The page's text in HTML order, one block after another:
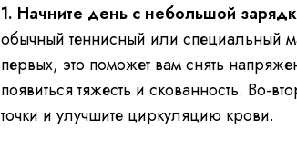
1. Начните день с небольшой
обычный теннисный или специальный
первых, это поможет вам снять
появиться тяжесть и скованность. Во-
точки и улучшите циркуляцию крови.